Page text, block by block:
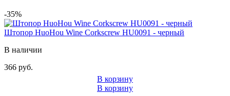
-35%
Штопор HuoHou Wine Corkscrew HU0091 - черный
В наличии
366 руб.
В корзину
В корзину